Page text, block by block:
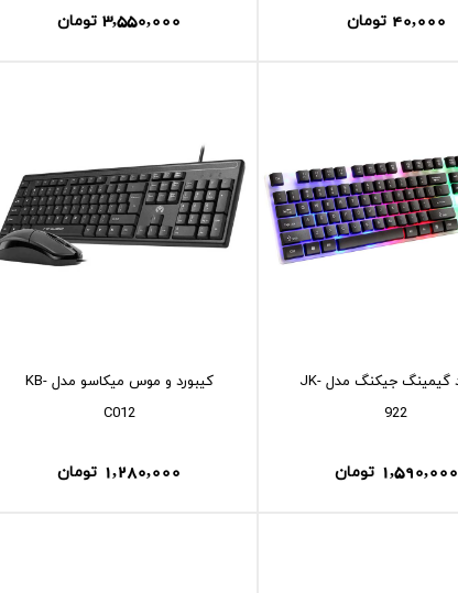
3,550,000 تومان 40,000 تومان
کيبورد و موس ميکاسو مدل KB-
C012
1,280,000 تومان
کیبورد گیمینگ جیکنگ مدل JK-
922
1,590,000 تومان